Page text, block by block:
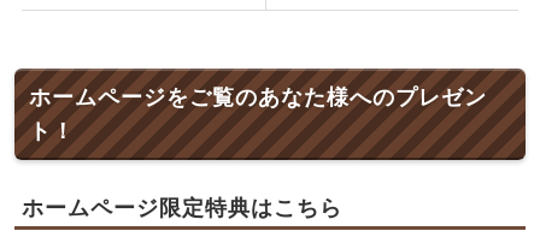
ホームページをご覧のあなた様へのプレゼン
ト！
ホームページ限定特典はこちら